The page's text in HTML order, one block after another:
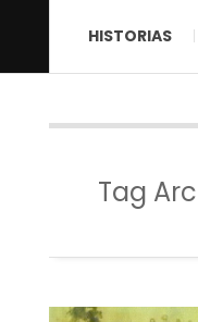
HISTORIAS
Tag